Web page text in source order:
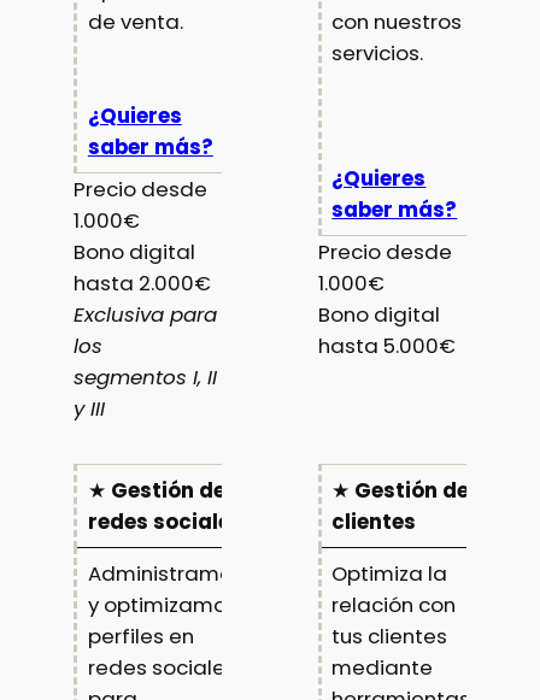
de venta.
¿Quieres
saber más?
Precio desde
1.000€
Bono digital
hasta 2.000€
Exclusiva para
los
segmentos I, II
y III
con nuestros
servicios.
¿Quieres
saber más?
Precio desde
1.000€
Bono digital
hasta 5.000€
★ Gestión de
redes sociales
Administramos
y optimizamos
perfiles en
redes sociales
★ Gestión de
clientes
Optimiza la
relación con
tus clientes
mediante